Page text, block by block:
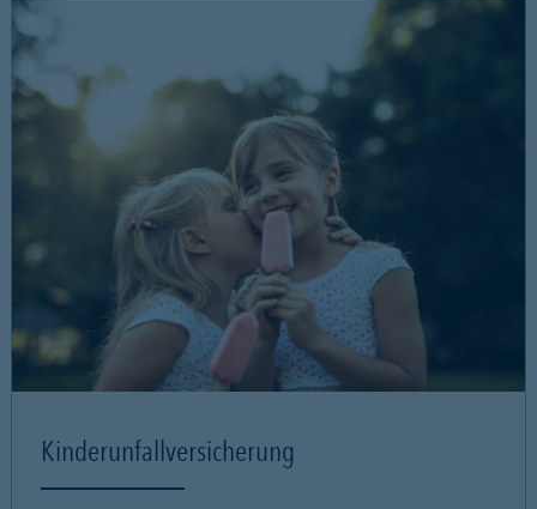
Kinderunfallversicherung